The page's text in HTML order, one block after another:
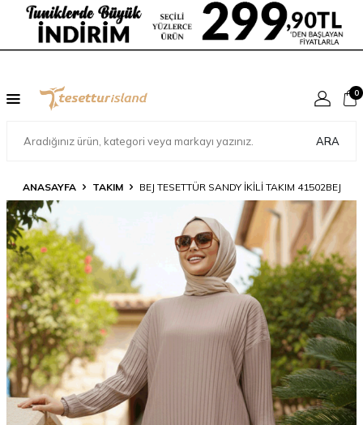
ARA
0
ANASAYFA TAKIM BEJ TESETTÜR SANDY İKILI TAKIM 41502BEJ